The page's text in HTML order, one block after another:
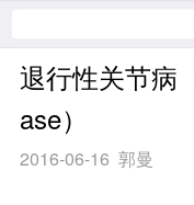
退行性关节病
ase）
2016-06-16 郭曼